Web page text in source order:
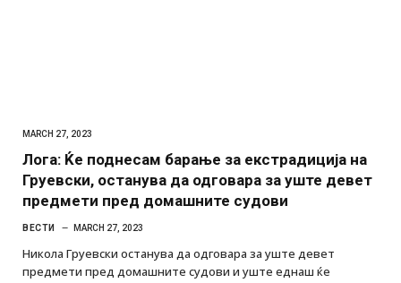
MARCH 27, 2023
Лога: Ќе поднесам барање за екстрадиција на
Груевски, останува да одговара за уште девет
предмети пред домашните судови
ВЕСТИ MARCH 27, 2023
Никола Груевски останува да одговара за уште девет
предмети пред домашните судови и уште еднаш ќе